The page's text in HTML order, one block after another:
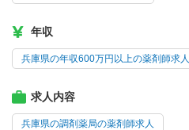
年収
兵庫県の年収600万円以上の薬剤師求人
求人内容
兵庫県の調剤薬局の薬剤師求人